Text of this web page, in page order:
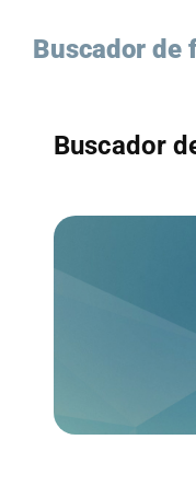
contenido
Buscador de
Buscador